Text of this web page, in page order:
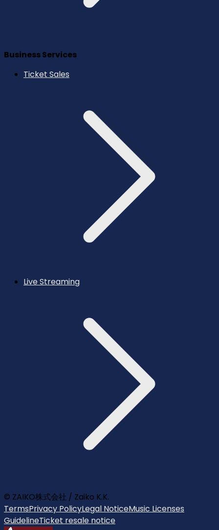
Business Services
Ticket Sales
Live Streaming
© ZAIKO株式会社 / Zaiko K.K.
TermsPrivacy PolicyLegal NoticeMusic Licenses
GuidelineTicket resale notice